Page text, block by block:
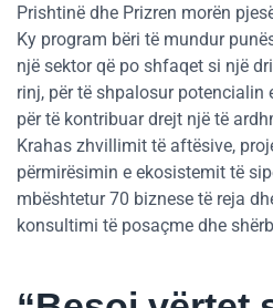
Prishtinë dhe Prizren morën
Ky program bëri të mundur
një sektor që po shfaqet si një
rinj, për të shpalosur potencialin
për të kontribuar drejt një të
Krahas zhvillimit të aftësive,
përmirësimin e ekosistemit të
mbështetur 70 biznese të reja
konsultimi të posaçme dhe